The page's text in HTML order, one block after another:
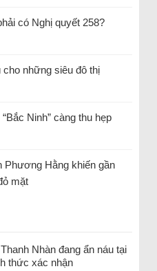
có Nghị quyết 258?
cho những siêu đô thị
Ninh” càng thu hẹp
Phương Hằng khiến gần
mặt
Nhàn đang ẩn náu tại
thức xác nhận